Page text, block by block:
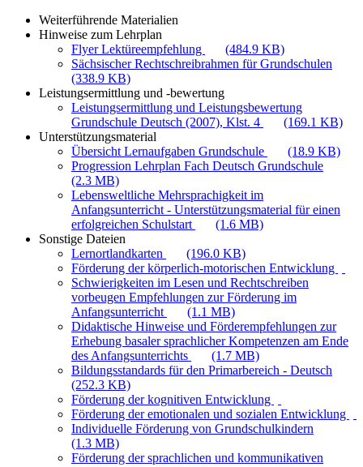
Weiterführende Materialien
Hinweise zum Lehrplan
Flyer Lektüreempfehlung
(484.9 KB)
Sächsischer Rechtschreibrahmen für Grundschulen
(338.9 KB)
Leistungsermittlung und -bewertung
Leistungsermittlung und Leistungsbewertung
Grundschule Deutsch (2007), Klst. 4
(169.1 KB)
Unterstützungsmaterial
Übersicht Lernaufgaben Grundschule
(18.9 KB)
Progression Lehrplan Fach Deutsch Grundschule
(2.3 MB)
Lebensweltliche Mehrsprachigkeit im
Anfangsunterricht - Unterstützungsmaterial für einen
erfolgreichen Schulstart
(1.6 MB)
Sonstige Dateien
Lernortlandkarten
(196.0 KB)
Förderung der körperlich-motorischen Entwicklung
Schwierigkeiten im Lesen und Rechtschreiben
vorbeugen Empfehlungen zur Förderung im
Anfangsunterricht
(1.1 MB)
Didaktische Hinweise und Förderempfehlungen zur
Erhebung basaler sprachlicher Kompetenzen am Ende
des Anfangsunterrichts
(1.7 MB)
Bildungsstandards für den Primarbereich - Deutsch
(252.3 KB)
Förderung der kognitiven Entwicklung
Förderung der emotionalen und sozialen Entwicklung
Individuelle Förderung von Grundschulkindern
(1.3 MB)
Förderung der sprachlichen und kommunikativen